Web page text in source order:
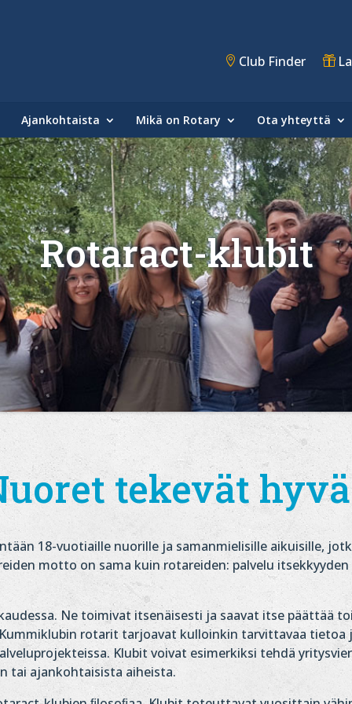
Club Finder
Ajankohtaista Mikä on Rotary Ota yhteyttä
Rotaract-klubit
tekevät
18-vuotiaille nuorille ja samanmielisille aikuisille,
motto on sama kuin rotareiden: palvelu
Ne toimivat itsenäisesti ja saavat itse päättää
rotarit tarjoavat kulloinkin tarvittavaa tietoa
Klubit voivat esimerkiksi tehdä
tai ajankohtaisista aiheista.